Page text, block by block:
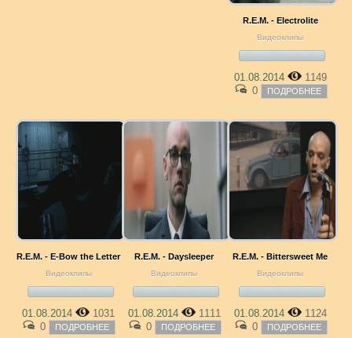
R.E.M. - Electrolite
Видеоклипы
01.08.2014
1149
0
ПОДРОБНЕЕ
R.E.M. - E-Bow the Letter
Видеоклипы
01.08.2014
1031
0
ПОДРОБНЕЕ
R.E.M. - Daysleeper
Видеоклипы
01.08.2014
1111
0
ПОДРОБНЕЕ
R.E.M. - Bittersweet Me
Видеоклипы
01.08.2014
1124
0
ПОДРОБНЕЕ